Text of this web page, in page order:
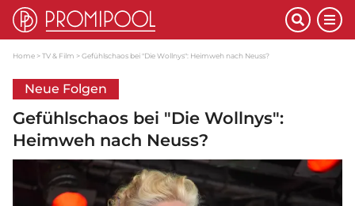
Home TV & Film Gefühlschaos bei "Die Wollnys": Heimweh nach Neuss?
Neue Folgen
Gefühlschaos bei "Die Wollnys":
Heimweh nach Neuss?